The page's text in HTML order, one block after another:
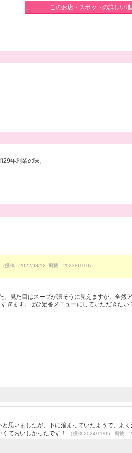
このお店・スポットの詳しい
年創業の味。
(投稿：2022/03/12 掲載：2023/01/10)
見た目はスープが濃そうに見えますが、全然
ぎます。ぜひ定番メニューにしていただきたい
思いましたが、下に溜まっていたようで、よ
ておいしかったです！
（投稿:2024/11/05 掲載：